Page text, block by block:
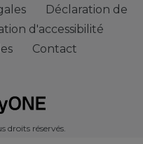
Déclaration de
d'accessibilité
Contact
droits réservés.